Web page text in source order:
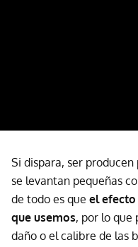
Si dispara, ser producen
se levantan pequeñas
de todo es que el
que usemos, por lo que
daño o el calibre de las